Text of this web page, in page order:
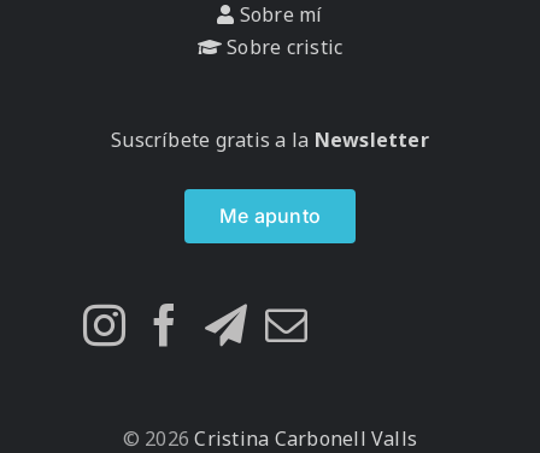
Sobre mí
Sobre cristic
Suscríbete gratis a la Newsletter
Me apunto
© 2026 Cristina Carbonell Valls